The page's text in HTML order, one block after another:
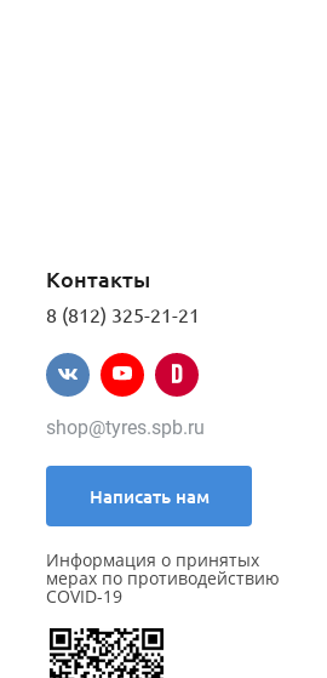
Контакты
8 (812) 325-21-21
shop@tyres.spb.ru
Написать нам
Информация о принятых
мерах по противодействию
COVID-19